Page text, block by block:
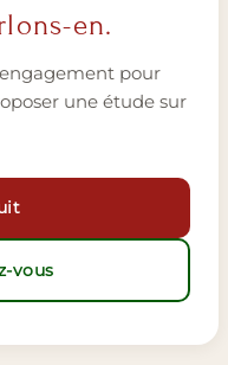
en.
pour
une étude sur
vous